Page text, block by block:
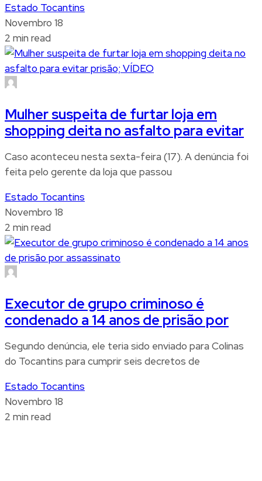
Estado Tocantins
Novembro 18
2 min read
Mulher suspeita de furtar loja em
shopping deita no asfalto para evitar
Caso aconteceu nesta sexta-feira (17). A denúncia foi
feita pelo gerente da loja que passou
Estado Tocantins
Novembro 18
2 min read
Executor de grupo criminoso é
condenado a 14 anos de prisão por
Segundo denúncia, ele teria sido enviado para Colinas
do Tocantins para cumprir seis decretos de
Estado Tocantins
Novembro 18
2 min read